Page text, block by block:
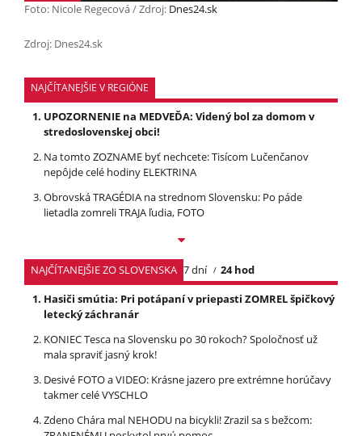
Foto: Nicole Regecová / Zdroj: Dnes24.sk
Zdroj: Dnes24.sk
NAJČÍTANEJŠIE V REGIÓNE
UPOZORNENIE na MEDVEĎA: Videný bol za domom v
stredoslovenskej obci!
Na tomto ZOZNAME byť nechcete: Tisícom Lučenčanov
nepôjde celé hodiny ELEKTRINA
Obrovská TRAGÉDIA na strednom Slovensku: Po páde
lietadla zomreli TRAJA ľudia, FOTO
NAJČÍTANEJŠIE ZO SLOVENSKA 7 dní
24 hod
Hasiči smútia: Pri potápaní v priepasti ZOMREL špičkový
letecký záchranár
KONIEC Tesca na Slovensku po 30 rokoch? Spoločnosť už
mala spraviť jasný krok!
Desivé FOTO a VIDEO: Krásne jazero pre extrémne horúčavy
takmer celé VYSCHLO
Zdeno Chára mal NEHODU na bicykli! Zrazil sa s bežcom: